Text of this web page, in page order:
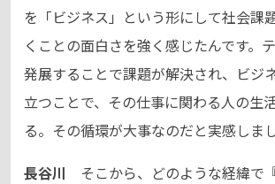
を「ビジネス」という形にして社会課
くことの面白さを強く感じたんです。
発展することで課題が解決され、ビジ
立つことで、その仕事に関わる人の生
る。その循環が大事なのだと実感しまし
長谷川 そこから、どのような経緯で